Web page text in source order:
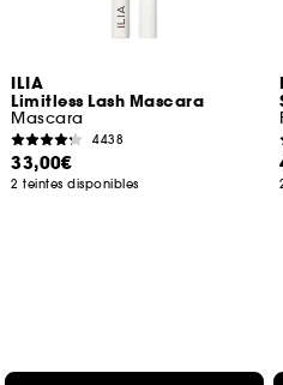
ILIA
Limitless Lash Mascara
Mascara
4438
33,00€
2 teintes disponibles